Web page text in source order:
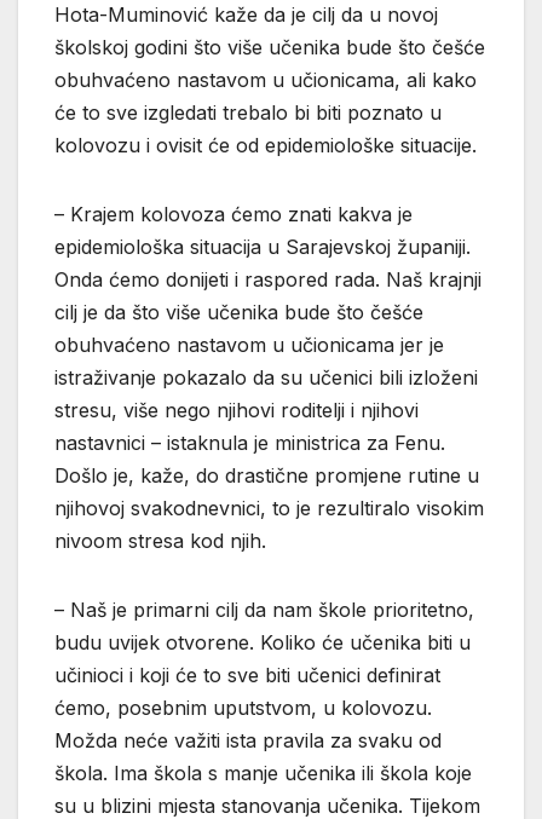
Hota-Muminović kaže da je cilj da u novoj
školskoj godini što više učenika bude što češće
obuhvaćeno nastavom u učionicama, ali kako
će to sve izgledati trebalo bi biti poznato u
kolovozu i ovisit će od epidemiološke situacije.
– Krajem kolovoza ćemo znati kakva je
epidemiološka situacija u Sarajevskoj županiji.
Onda ćemo donijeti i raspored rada. Naš krajnji
cilj je da što više učenika bude što češće
obuhvaćeno nastavom u učionicama jer je
istraživanje pokazalo da su učenici bili izloženi
stresu, više nego njihovi roditelji i njihovi
nastavnici – istaknula je ministrica za Fenu.
Došlo je, kaže, do drastične promjene rutine u
njihovoj svakodnevnici, to je rezultiralo visokim
nivoom stresa kod njih.
– Naš je primarni cilj da nam škole prioritetno,
budu uvijek otvorene. Koliko će učenika biti u
učinioci i koji će to sve biti učenici definirat
ćemo, posebnim uputstvom, u kolovozu.
Možda neće važiti ista pravila za svaku od
škola. Ima škola s manje učenika ili škola koje
su u blizini mjesta stanovanja učenika. Tijekom